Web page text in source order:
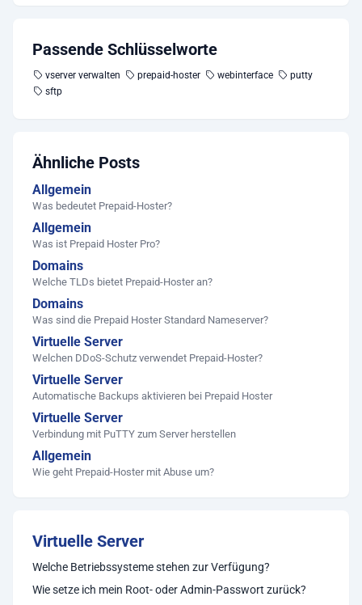
Passende Schlüsselworte
vserver verwalten prepaid-hoster webinterface
putty
sftp
Ähnliche Posts
Allgemein
Was bedeutet Prepaid-Hoster?
Allgemein
Was ist Prepaid Hoster Pro?
Domains
Welche TLDs bietet Prepaid-Hoster an?
Domains
Was sind die Prepaid Hoster Standard Nameserver?
Virtuelle Server
Welchen DDoS-Schutz verwendet Prepaid-Hoster?
Virtuelle Server
Automatische Backups aktivieren bei Prepaid Hoster
Virtuelle Server
Verbindung mit PuTTY zum Server herstellen
Allgemein
Wie geht Prepaid-Hoster mit Abuse um?
Virtuelle Server
Welche Betriebssysteme stehen zur Verfügung?
Wie setze ich mein Root- oder Admin-Passwort zurück?